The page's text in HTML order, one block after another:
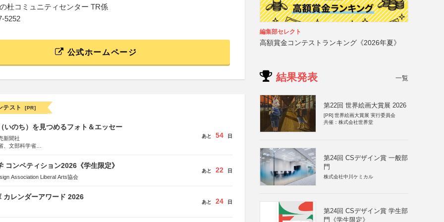
杜コミュニティセンター TR係
5252
公式ホームページ
テスト [PR]
いのち）を見つめるフォト＆エッセー
新聞社
、文部科学省
あと 54 日
コンペティション2026《学生限定》
Association Liberal Arts協会
あと 22 日
カレンダーアワード 2026
あと 24 日
編集部セレクト
高額賞金コンテストランキング《2026年夏》
結果発表 一覧
第22回 世界絵画大賞展 2026
[PR] 世界絵画大賞展 実行委員会
共催：株式会社世界堂
第24回 CSデザイン賞 一般部
門
株式会社中川ケミカル
第24回 CSデザイン賞 学生部
門《学生限定》